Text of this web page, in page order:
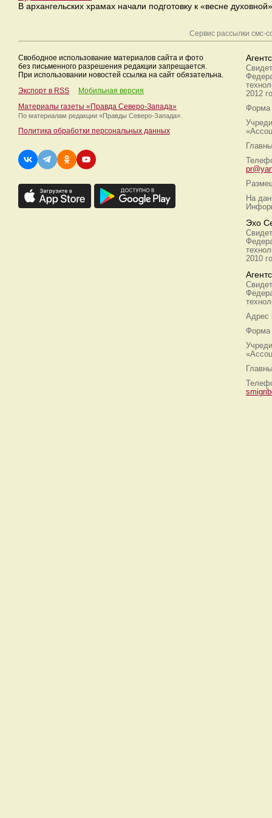
В архангельских храмах начали подготовку к «весне
Сервис рассылки смс-
Свободное использование материалов сайта и фото
без письменного разрешения редакции запрещается.
При использовании новостей ссылка на сайт обязательна.
Экспорт в RSS
Мобильная версия
Материалы газеты «Правда Северо-Запада»
По материалам редакции «Правды Северо-Запада».
Политика обработки персональных данных
2012
Форма
На
Эхо
2010
Адрес
Форма